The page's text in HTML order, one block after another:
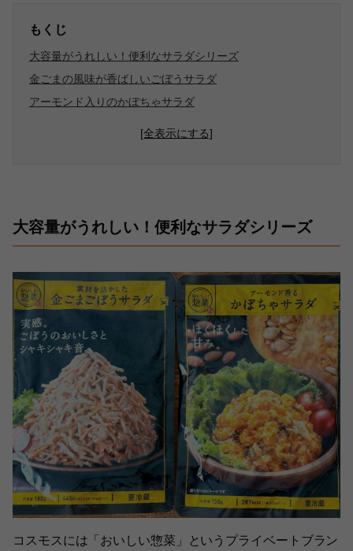
もくじ
大容量がうれしい！便利なサラダシリーズ
金ごまの風味が香ばしいごぼうサラダ
アーモンド入りのかぼちゃサラダ
[全表示にする]
大容量がうれしい！便利なサラダシリーズ
コスモスには「おいしい惣菜」というプライベートブラン